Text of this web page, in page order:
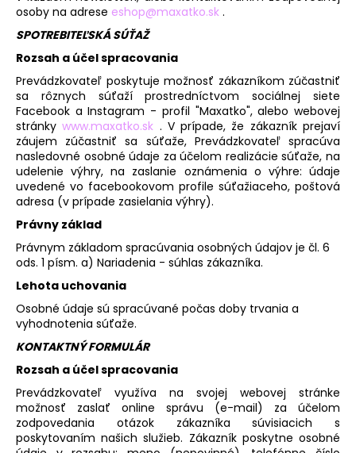
osoby na adrese eshop@maxatko.sk .
SPOTREBITEĽSKÁ SÚŤAŽ
Rozsah a účel spracovania
Prevádzkovateľ poskytuje možnosť zákazníkom zúčastniť
sa rôznych súťaží prostredníctvom sociálnej siete
Facebook a Instagram - profil "Maxatko", alebo webovej
stránkywww.maxatko.sk . V prípade, že zákazník prejaví
záujem zúčastniť sa súťaže, Prevádzkovateľ spracúva
nasledovné osobné údaje za účelom realizácie súťaže, na
udelenie výhry, na zaslanie oznámenia o výhre: údaje
uvedené vo facebookovom profile súťažiaceho, poštová
adresa (v prípade zasielania výhry).
Právny základ
Právnym základom spracúvania osobných údajov je čl. 6
ods. 1 písm. a) Nariadenia - súhlas zákazníka.
Lehota uchovania
Osobné údaje sú spracúvané počas doby trvania a
vyhodnotenia súťaže.
KONTAKTNÝ FORMULÁR
Rozsah a účel spracovania
Prevádzkovateľ využíva na svojej webovej stránke
možnosť zaslať online správu (e-mail) za účelom
zodpovedania otázok zákazníka súvisiacich s
poskytovaním našich služieb. Zákazník poskytne osobné